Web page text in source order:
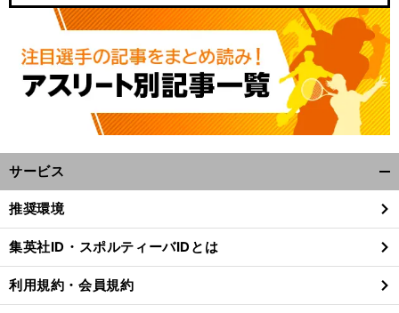
サービス
閉
る
推奨環境
集英社ID・スポルティーバIDとは
利用規約・会員規約